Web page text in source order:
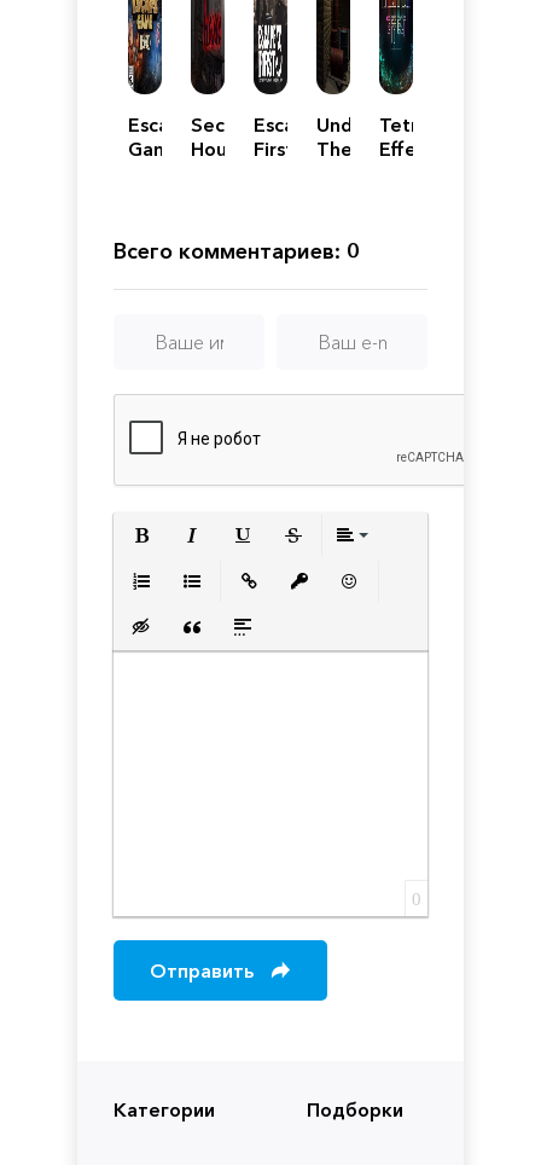
Категории Подборки
Escape
Game
Secret
House
Escape
First
Under
The
Tetris
Effect
Всего комментариев: 0
Вставка скрытого текста
Вставка цитаты
Вставка спойлера
0
Отправить